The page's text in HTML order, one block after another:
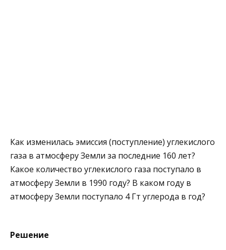
Как изменилась эмиссия (поступление) углекислого
газа в атмосферу Земли за последние 160 лет?
Какое количество углекислого газа поступало в
атмосферу Земли в 1990 году? В каком году в
атмосферу Земли поступало 4 Гт углерода в год?
Решение